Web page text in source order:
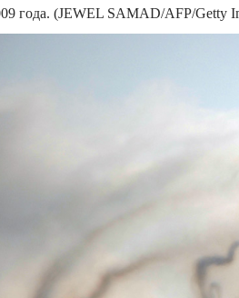
года. (JEWEL SAMAD/AFP/Getty